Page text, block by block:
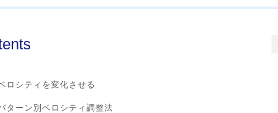
ロシティを変化させる
ターン別ベロシティ調整法